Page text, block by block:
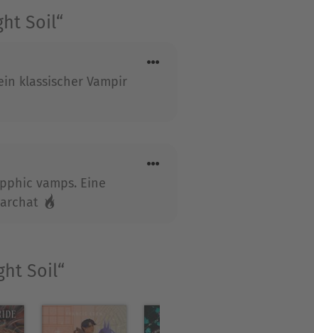
Soil“
klassischer Vampir
vamps. Eine
🔥
Soil“